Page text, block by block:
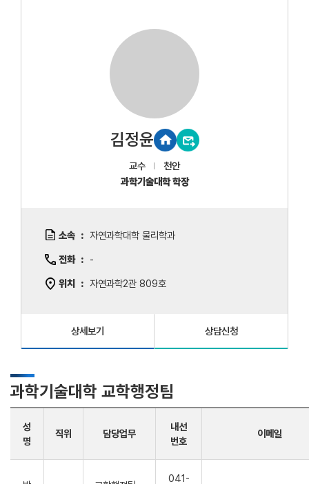
김정윤
교수
천안
과학기술대학 학장
소속 자연과학대학 물리학과
전화 -
위치 자연과학2관 809호
상세보기 상담신청
과학기술대학 교학행정팀
성
명
직위 담당업무
내선
번호
이메일
041-